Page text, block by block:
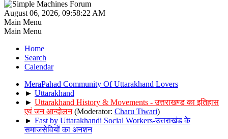
August 06, 2026, 09:58:22 AM
Main Menu
Main Menu
Home
Search
Calendar
MeraPahad Community Of Uttarakhand Lovers
► Uttarakhand
► Uttarakhand History & Movements - उत्तराखण्ड का इतिहास
एवं जन आन्दोलन (Moderator: Charu Tiwari)
► Fast by Uttarakhandi Social Workers-उत्तराखंड के
समाजसेवियों का अनशन